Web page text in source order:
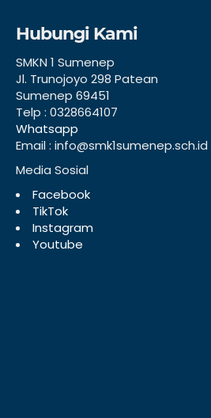
Hubungi Kami
SMKN 1 Sumenep
Jl. Trunojoyo 298 Patean
Sumenep 69451
Telp : 0328664107
Whatsapp
Email : info@smk1sumenep.sch.id
Media Sosial
Facebook
TikTok
Instagram
Youtube